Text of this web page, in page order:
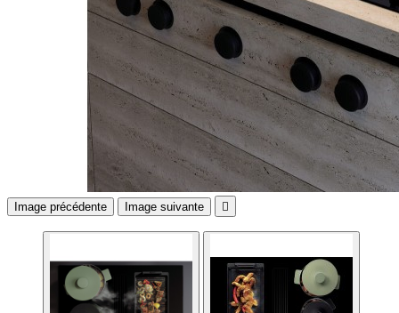
Image précédente Image suivante 